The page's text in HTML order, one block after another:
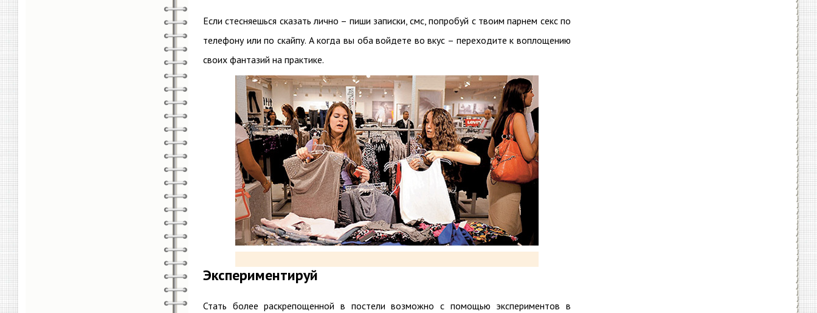
Если стесняешься сказать лично – пиши записки, смс, попробуй с твоим парнем секс по
телефону или по скайпу. А когда вы оба войдете во вкус – переходите к воплощению
своих фантазий на практике.
Экспериментируй
Стать более раскрепощенной в постели возможно с помощью экспериментов в